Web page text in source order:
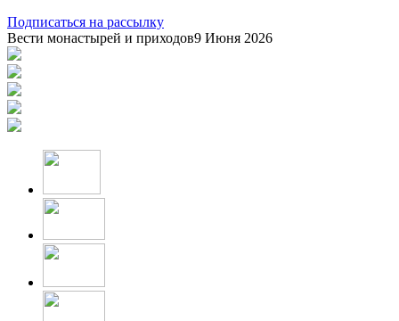
Подписаться на рассылку
Вести монастырей и приходов9 Июня 2026